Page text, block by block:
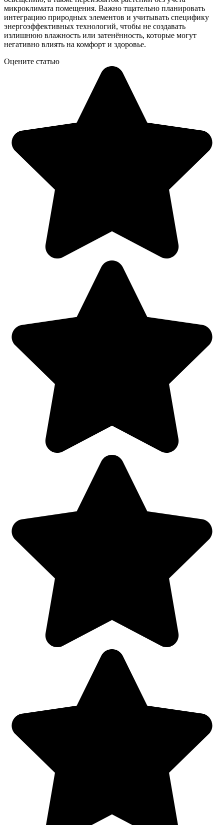
микроклимата помещения. Важно тщательно планировать
интеграцию природных элементов и учитывать специфику
энергоэффективных технологий, чтобы не создавать
излишнюю влажность или затенённость, которые могут
негативно влиять на комфорт и здоровье.
Оцените статью